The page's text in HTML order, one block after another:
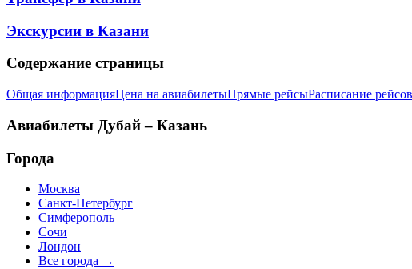
Экскурсии в Казани
Содержание страницы
Общая информацияЦена на авиабилетыПрямые рейсыРасписание рейсов
Авиабилеты Дубай – Казань
Города
Москва
Санкт-Петербург
Симферополь
Сочи
Лондон
Все города →